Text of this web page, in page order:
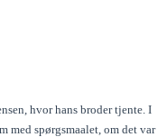
hvor hans broder tjente. I
med spørgsmaalet, om det var